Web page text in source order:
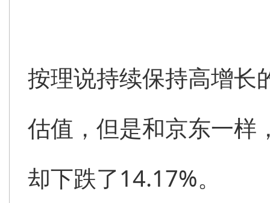
按理说持续保持高增长
估值，但是和京东一样
却下跌了14.17%。